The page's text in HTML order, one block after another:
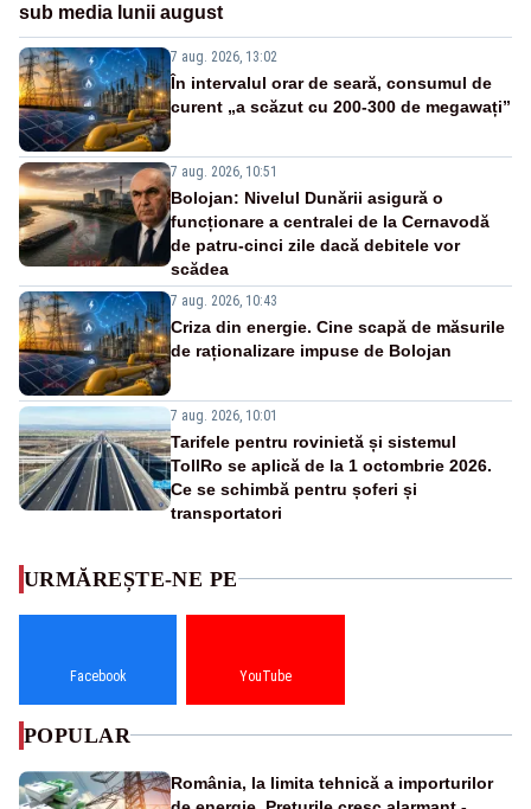
sub media lunii august
7 aug. 2026, 13:02
În intervalul orar de seară, consumul de
curent „a scăzut cu 200-300 de megawați”
7 aug. 2026, 10:51
Bolojan: Nivelul Dunării asigură o
funcționare a centralei de la Cernavodă
de patru-cinci zile dacă debitele vor
scădea
7 aug. 2026, 10:43
Criza din energie. Cine scapă de măsurile
de raționalizare impuse de Bolojan
7 aug. 2026, 10:01
Tarifele pentru rovinietă și sistemul
TollRo se aplică de la 1 octombrie 2026.
Ce se schimbă pentru șoferi și
transportatori
URMĂREȘTE-NE PE
Facebook YouTube
POPULAR
România, la limita tehnică a importurilor